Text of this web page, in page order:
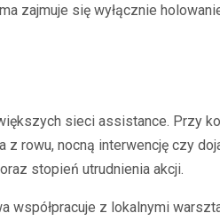
zajmuje się wyłącznie
sieci assistance. Przy
rowu, nocną interwencję czy
stopień utrudnienia akcji.
z lokalnymi